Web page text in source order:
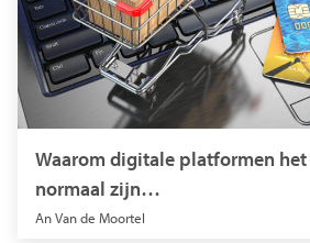
Waarom digitale platformen
normaal zijn…
An Van de Moortel